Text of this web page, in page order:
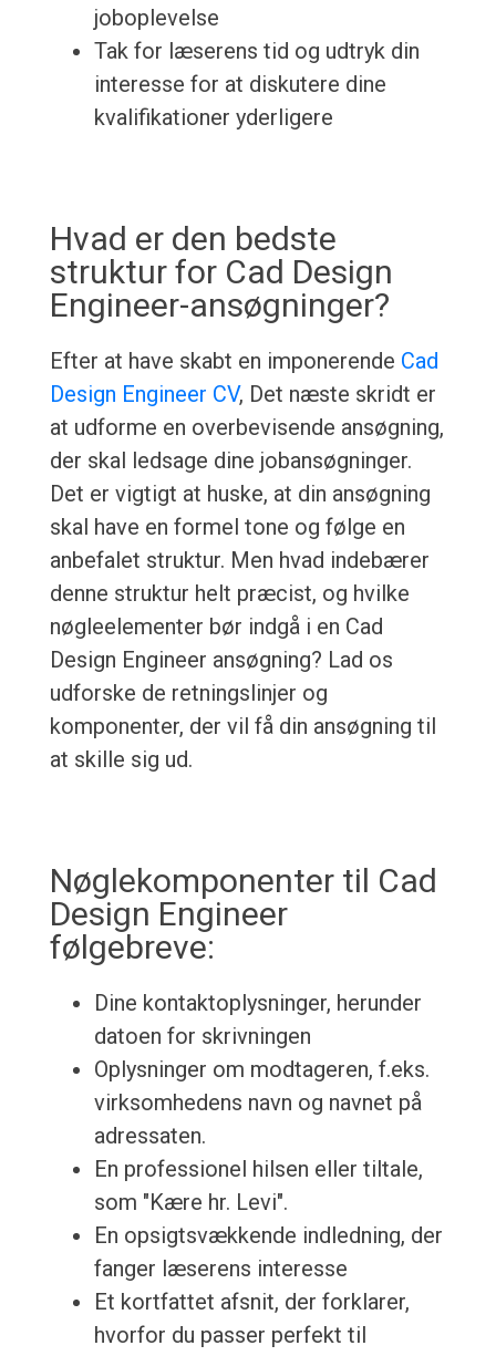
joboplevelse
Tak for læserens tid og udtryk din
interesse for at diskutere dine
kvalifikationer yderligere
Hvad er den bedste
struktur for Cad Design
Engineer-ansøgninger?
Efter at have skabt en imponerende Cad
Design Engineer CV, Det næste skridt er
at udforme en overbevisende ansøgning,
der skal ledsage dine jobansøgninger.
Det er vigtigt at huske, at din ansøgning
skal have en formel tone og følge en
anbefalet struktur. Men hvad indebærer
denne struktur helt præcist, og hvilke
nøgleelementer bør indgå i en Cad
Design Engineer ansøgning? Lad os
udforske de retningslinjer og
komponenter, der vil få din ansøgning til
at skille sig ud.
Nøglekomponenter til Cad
Design Engineer
følgebreve:
Dine kontaktoplysninger, herunder
datoen for skrivningen
Oplysninger om modtageren, f.eks.
virksomhedens navn og navnet på
adressaten.
En professionel hilsen eller tiltale,
som "Kære hr. Levi".
En opsigtsvækkende indledning, der
fanger læserens interesse
Et kortfattet afsnit, der forklarer,
hvorfor du passer perfekt til